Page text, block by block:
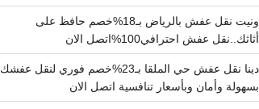
ونيت نقل عفش بالرياض بـ18%خصم حافظ على
أثاثك..نقل عفش احترافي100%اتصل الان
دينا نقل عفش حي الملقا بـ23%خصم فوري لنقل عفشك
بسهولة وأمان وبأسعار تنافسية اتصل الان